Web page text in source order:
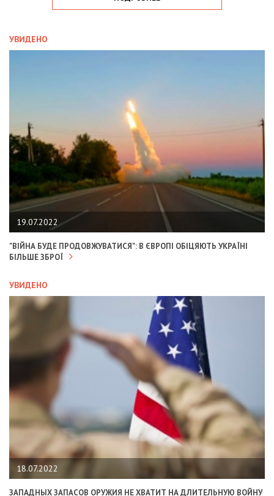
УВИДЕНО
19.07.2022
"ВІЙНА БУДЕ ПРОДОВЖУВАТИСЯ": В ЄВРОПІ ОБІЦЯЮТЬ УКРАЇНІ
БІЛЬШЕ ЗБРОЇ
УВИДЕНО
18.07.2022
ЗАПАДНЫХ ЗАПАСОВ ОРУЖИЯ НЕ ХВАТИТ НА ДЛИТЕЛЬНУЮ ВОЙНУ